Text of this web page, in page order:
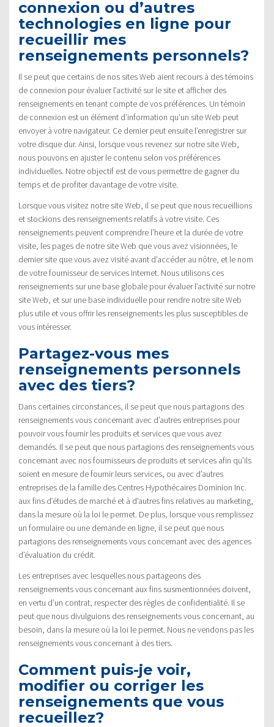
connexion ou d’autres
technologies en ligne pour
recueillir mes
renseignements personnels?
Il se peut que certains de nos sites Web aient recours à des témoins
de connexion pour évaluer l’activité sur le site et afficher des
renseignements en tenant compte de vos préférences. Un témoin
de connexion est un élément d’information qu’un site Web peut
envoyer à votre navigateur. Ce dernier peut ensuite l’enregistrer sur
votre disque dur. Ainsi, lorsque vous revenez sur notre site Web,
nous pouvons en ajuster le contenu selon vos préférences
individuelles. Notre objectif est de vous permettre de gagner du
temps et de profiter davantage de votre visite.
Lorsque vous visitez notre site Web, il se peut que nous recueillions
et stockions des renseignements relatifs à votre visite. Ces
renseignements peuvent comprendre l’heure et la durée de votre
visite, les pages de notre site Web que vous avez visionnées, le
dernier site que vous avez visité avant d’accéder au nôtre, et le nom
de votre fournisseur de services Internet. Nous utilisons ces
renseignements sur une base globale pour évaluer l’activité sur notre
site Web, et sur une base individuelle pour rendre notre site Web
plus utile et vous offrir les renseignements les plus susceptibles de
vous intéresser.
Partagez-vous mes
renseignements personnels
avec des tiers?
Dans certaines circonstances, il se peut que nous partagions des
renseignements vous concernant avec d’autres entreprises pour
pouvoir vous fournir les produits et services que vous avez
demandés. Il se peut que nous partagions des renseignements vous
concernant avec nos fournisseurs de produits et services afin qu’ils
soient en mesure de fournir leurs services, ou avec d’autres
entreprises de la famille des Centres Hypothécaires Dominion Inc.
aux fins d’études de marché et à d’autres fins relatives au marketing,
dans la mesure où la loi le permet. De plus, lorsque vous remplissez
un formulaire ou une demande en ligne, il se peut que nous
partagions des renseignements vous concernant avec des agences
d’évaluation du crédit.
Les entreprises avec lesquelles nous partageons des
renseignements vous concernant aux fins susmentionnées doivent,
en vertu d’un contrat, respecter des règles de confidentialité. Il se
peut que nous divulguions des renseignements vous concernant, au
besoin, dans la mesure où la loi le permet. Nous ne vendons pas les
renseignements vous concernant à des tiers.
Comment puis-je voir,
modifier ou corriger les
renseignements que vous
recueillez?